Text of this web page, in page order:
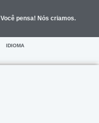
Você pensa! Nós criamos.
IDIOMA